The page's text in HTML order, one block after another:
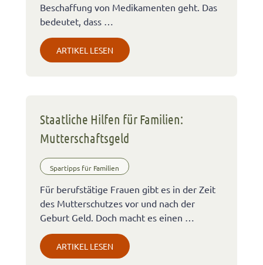
Beschaffung von Medikamenten geht. Das
bedeutet, dass …
ARTIKEL LESEN
Staatliche Hilfen für Familien:
Mutterschaftsgeld
Spartipps für Familien
Für berufstätige Frauen gibt es in der Zeit
des Mutterschutzes vor und nach der
Geburt Geld. Doch macht es einen …
ARTIKEL LESEN